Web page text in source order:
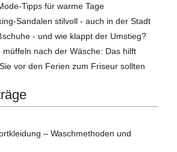
Tipps für warme Tage
Sandalen stilvoll - auch in der Stadt
- und wie klappt der Umstieg?
müffeln nach der Wäsche: Das hilft
vor den Ferien zum Friseur sollten
– Waschmethoden und